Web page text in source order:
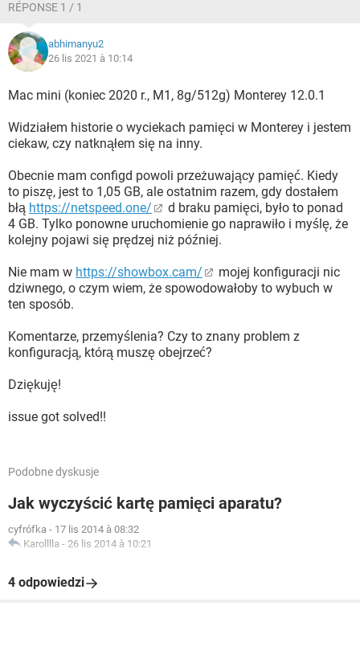
RÉPONSE 1 / 1
abhimanyu2
26 lis 2021 à 10:14
Mac mini (koniec 2020 r., M1, 8g/512g) Monterey 12.0.1
Widziałem historie o wyciekach pamięci w Monterey i jestem
ciekaw, czy natknąłem się na inny.
Obecnie mam configd powoli przeżuwający pamięć. Kiedy
to piszę, jest to 1,05 GB, ale ostatnim razem, gdy dostałem
błą https://netspeed.one/
d braku pamięci, było to ponad
4 GB. Tylko ponowne uruchomienie go naprawiło i myślę, że
kolejny pojawi się prędzej niż później.
Nie mam w https://showbox.cam/
mojej konfiguracji nic
dziwnego, o czym wiem, że spowodowałoby to wybuch w
ten sposób.
Komentarze, przemyślenia? Czy to znany problem z
konfiguracją, którą muszę obejrzeć?
Dziękuję!
issue got solved!!
Podobne dyskusje
Jak wyczyścić kartę pamięci aparatu?
cyfrófka - 17 lis 2014 à 08:32
Karolllla - 26 lis 2014 à 10:21
4 odpowiedzi